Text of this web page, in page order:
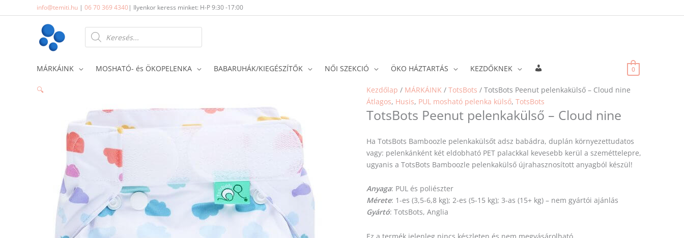
to
info@temiti.hu | 06 70 369 4340| Ilyenkor keress minket: H-P 9:30 -17:00
Products
search
MÁRKÁINK MOSHATÓ- és ÖKOPELENKA BABARUHÁK/KIEGÉSZÍTŐK NŐI SZEKCIÓ ÖKO HÁZTARTÁS KEZDŐKNEK 0
🔍 Kezdőlap / MÁRKÁINK / TotsBots / TotsBots Peenut pelenkakülső – Cloud nine
Átlagos, Husis, PUL mosható pelenka külső, TotsBots
TotsBots Peenut pelenkakülső – Cloud nine
Ha TotsBots Bamboozle pelenkakülsőt adsz babádra, duplán környezettudatos
vagy: pelenkánként két eldobható PET palackkal kevesebb kerül a szeméttelepre,
ugyanis a TotsBots Bamboozle pelenkakülső újrahasznosított anyagból készül!
Anyaga: PUL és poliészter
Mérete: 1-es (3,5-6,8 kg); 2-es (5-15 kg); 3-as (15+ kg) – nem gyártói ajánlás
Gyártó: TotsBots, Anglia
Ez a termék jelenleg nincs készleten és nem megvásárolható.